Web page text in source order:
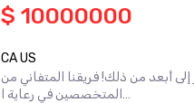
$ 10000000
CA US
أبعد من ذلك! فريقنا المتفاني من
المتخصصين في رعاية ا…